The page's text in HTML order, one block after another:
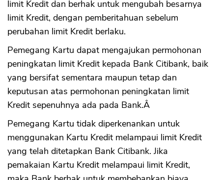
limit Kredit dan berhak untuk mengubah besarnya
limit Kredit, dengan pemberitahuan sebelum
perubahan limit Kredit berlaku.
Pemegang Kartu dapat mengajukan permohonan
peningkatan limit Kredit kepada Bank Citibank, baik
yang bersifat sementara maupun tetap dan
keputusan atas permohonan peningkatan limit
Kredit sepenuhnya ada pada Bank.Â
Pemegang Kartu tidak diperkenankan untuk
menggunakan Kartu Kredit melampaui limit Kredit
yang telah ditetapkan Bank Citibank. Jika
pemakaian Kartu Kredit melampaui limit Kredit,